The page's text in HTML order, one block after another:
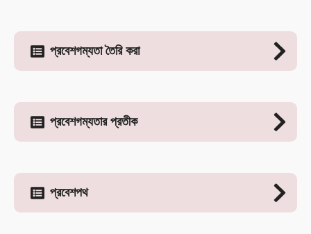
প্রবেশগম্যতা তৈরি করা
প্রবেশগম্যতার প্রতীক
প্রবেশপথ